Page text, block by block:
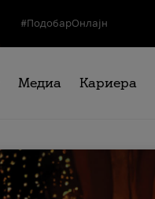
#ПодобарОнлајн
Медиа Кариера